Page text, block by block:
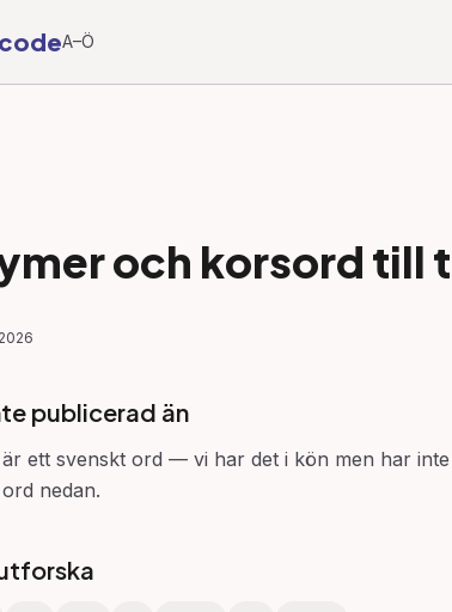
A–Ö
och korsord till
publicerad än
är ett svenskt ord — vi har det i kön men har
nedan.